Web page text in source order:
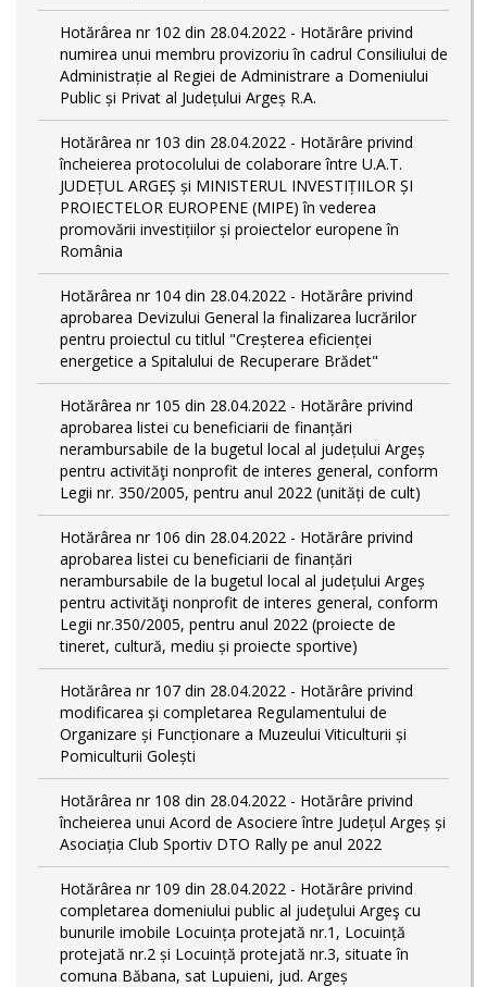
Hotărârea nr 102 din 28.04.2022 - Hotărâre privind
numirea unui membru provizoriu în cadrul Consiliului de
Administrație al Regiei de Administrare a Domeniului
Public și Privat al Județului Argeș R.A.
Hotărârea nr 103 din 28.04.2022 - Hotărâre privind
încheierea protocolului de colaborare între U.A.T.
JUDEȚUL ARGEȘ și MINISTERUL INVESTIȚIILOR ȘI
PROIECTELOR EUROPENE (MIPE) în vederea
promovării investițiilor și proiectelor europene în
România
Hotărârea nr 104 din 28.04.2022 - Hotărâre privind
aprobarea Devizului General la finalizarea lucrărilor
pentru proiectul cu titlul "Creșterea eficienței
energetice a Spitalului de Recuperare Brădet"
Hotărârea nr 105 din 28.04.2022 - Hotărâre privind
aprobarea listei cu beneficiarii de finanțări
nerambursabile de la bugetul local al județului Argeș
pentru activităţi nonprofit de interes general, conform
Legii nr. 350/2005, pentru anul 2022 (unități de cult)
Hotărârea nr 106 din 28.04.2022 - Hotărâre privind
aprobarea listei cu beneficiarii de finanțări
nerambursabile de la bugetul local al județului Argeș
pentru activităţi nonprofit de interes general, conform
Legii nr.350/2005, pentru anul 2022 (proiecte de
tineret, cultură, mediu și proiecte sportive)
Hotărârea nr 107 din 28.04.2022 - Hotărâre privind
modificarea și completarea Regulamentului de
Organizare și Funcționare a Muzeului Viticulturii și
Pomiculturii Golești
Hotărârea nr 108 din 28.04.2022 - Hotărâre privind
încheierea unui Acord de Asociere între Județul Argeș și
Asociația Club Sportiv DTO Rally pe anul 2022
Hotărârea nr 109 din 28.04.2022 - Hotărâre privind
completarea domeniului public al judeţului Argeş cu
bunurile imobile Locuința protejată nr.1, Locuință
protejată nr.2 și Locuință protejată nr.3, situate în
comuna Băbana, sat Lupuieni, jud. Argeș